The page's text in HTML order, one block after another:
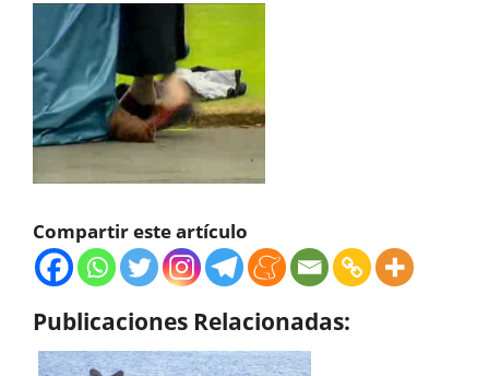
Compartir este artículo
Publicaciones Relacionadas: